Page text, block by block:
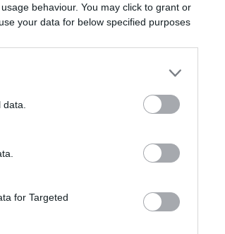
behaviour. You may click to grant or
your data for below specified purposes
for Targeted
mindketten
romantikus
pohár borral a
csatolt. Király
szép város! –
hanem a